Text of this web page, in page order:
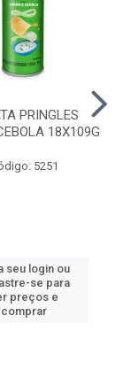
PRINGLES
18X109G
5251
seu login ou
se para
preços e
comprar